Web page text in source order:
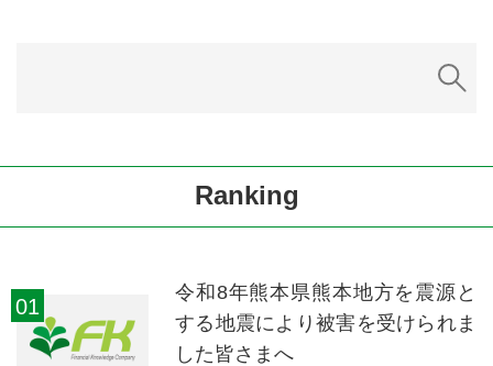
Ranking
令和8年熊本県熊本地方を震源と
する地震により被害を受けられま
した皆さまへ